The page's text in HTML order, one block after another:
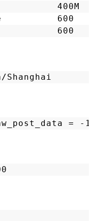
400M
600
600
/Shanghai
= -1